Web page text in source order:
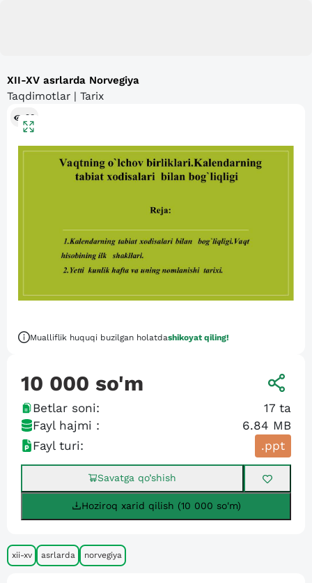
XII-XV asrlarda Norvegiya
Taqdimotlar | Tarix
98
Mualliflik huquqi buzilgan holatdashikoyat qiling!
10 000 so'm
Betlar soni: 17 ta
Fayl hajmi :
6.84 MB
Fayl turi:
.ppt
Savatga qo’shish
Hoziroq xarid qilish (10 000 so'm)
xii-xv asrlarda norvegiya